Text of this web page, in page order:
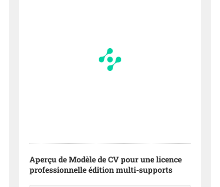
Aperçu de Modèle de CV pour une licence
professionnelle édition multi-supports